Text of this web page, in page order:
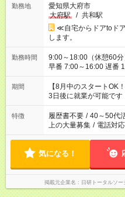
勤務地
愛知県大府市
大府駅
/ 共和駅
≪自宅からドアtoド
します。
勤務時間
9:00～18:00（休憩60分） ■ご希望があれば下記シフトも
早番 7:00～16:00 遅番
と休みを合わせたい」
「できれば残業はした
ね。 ※Wワーク希望の方へ 今ご覧のお仕事で希望する勤務時間
と、もう1つのお仕事
合は応募できません。
期間
【8月中のスタート
3日後に就業が可能です
特徴 履歴書不要 / 40～50代
上の大量募集 / 電話対
気になる！
掲載元企業名 日研トータルソ